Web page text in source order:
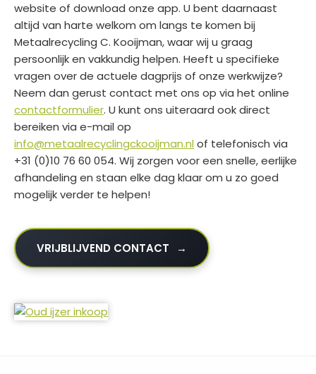
website of download onze app. U bent daarnaast
altijd van harte welkom om langs te komen bij
Metaalrecycling C. Kooijman, waar wij u graag
persoonlijk en vakkundig helpen. Heeft u specifieke
vragen over de actuele dagprijs of onze werkwijze?
Neem dan gerust contact met ons op via het online
contactformulier. U kunt ons uiteraard ook direct
bereiken via e-mail op
info@metaalrecyclingckooijman.nl of telefonisch via
+31 (0)10 76 60 054. Wij zorgen voor een snelle, eerlijke
afhandeling en staan elke dag klaar om u zo goed
mogelijk verder te helpen!
VRIJBLIJVEND CONTACT